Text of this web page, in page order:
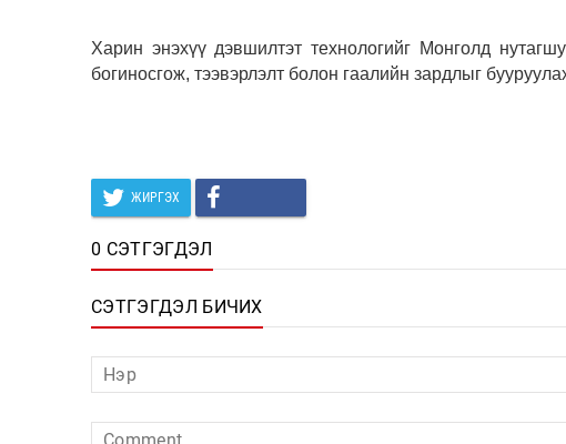
Харин энэхүү дэвшилтэт технологийг Монголд
богиносгож, тээвэрлэлт болон гаалийн зардлыг
ЖИРГЭХ
0 СЭТГЭГДЭЛ
СЭТГЭГДЭЛ БИЧИХ